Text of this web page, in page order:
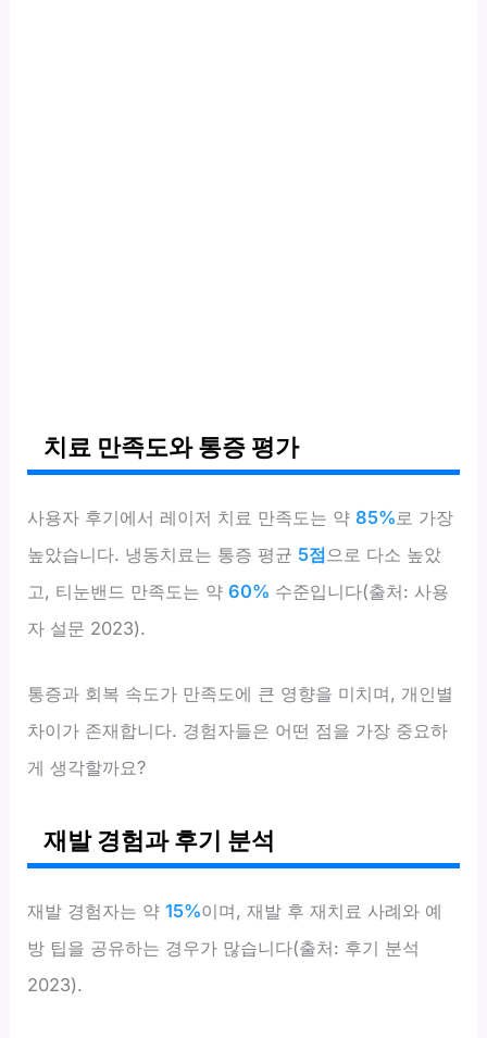
치료 만족도와 통증 평가
사용자 후기에서 레이저 치료 만족도는 약85% 로 가장
높았습니다. 냉동치료는 통증 평균 5점으로 다소 높았
고, 티눈밴드 만족도는 약60% 수준입니다(출처: 사용
자 설문 2023).
통증과 회복 속도가 만족도에 큰 영향을 미치며, 개인별
차이가 존재합니다. 경험자들은 어떤 점을 가장 중요하
게 생각할까요?
재발 경험과 후기 분석
재발 경험자는 약15%이며, 재발 후 재치료 사례와 예
방 팁을 공유하는 경우가 많습니다(출처: 후기 분석
2023).